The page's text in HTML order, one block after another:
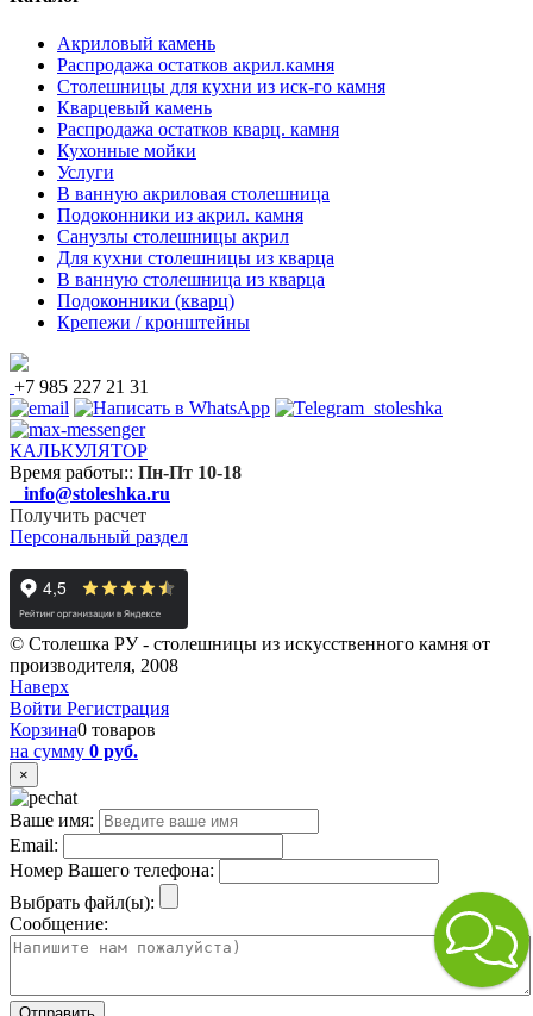
Акриловый камень
Распродажа остатков акрил.камня
Столешницы для кухни из иск-го камня
Кварцевый камень
Распродажа остатков кварц. камня
Кухонные мойки
Услуги
В ванную акриловая столешница
Подоконники из акрил. камня
Санузлы столешницы акрил
Для кухни столешницы из кварца
В ванную столешница из кварца
Подоконники (кварц)
Крепежи / кронштейны
+7 985 227 21 31
КАЛЬКУЛЯТОР
Время работы:: Пн-Пт 10-18
info@stoleshka.ru
Получить расчет
Персональный раздел
© Столешка РУ - столешницы из искусственного камня от
производителя, 2008
Наверх
Войти Регистрация
Корзина0 товаров
на сумму 0 руб.
×
Ваше имя:
Email:
Номер Вашего телефона:
Выбрать файл(ы):
Сообщение: